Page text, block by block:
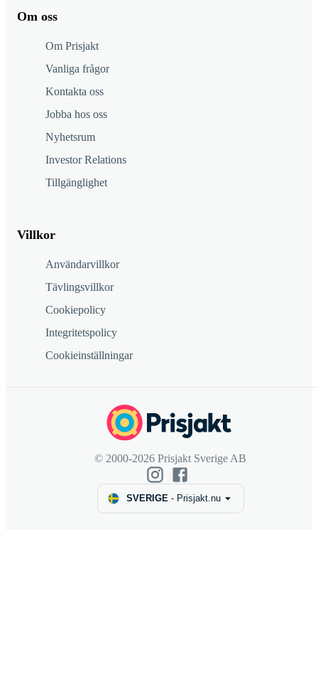
Om oss
Om Prisjakt
Vanliga frågor
Kontakta oss
Jobba hos oss
Nyhetsrum
Investor Relations
Tillgänglighet
Villkor
Användarvillkor
Tävlingsvillkor
Cookiepolicy
Integritetspolicy
Cookieinställningar
© 2000-2026 Prisjakt Sverige AB
SVERIGE- Prisjakt.nu